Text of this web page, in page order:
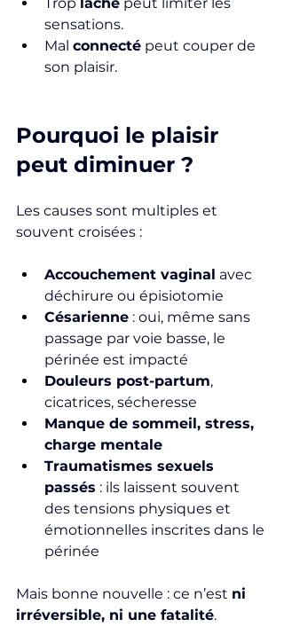
sensations.
Mal connecté peut couper de
son plaisir.
Pourquoi le plaisir
peut diminuer ?
Les causes sont multiples et
souvent croisées :
Accouchement vaginal avec
déchirure ou épisiotomie
Césarienne : oui, même sans
passage par voie basse, le
périnée est impacté
Douleurs post-partum,
cicatrices, sécheresse
Manque de sommeil, stress,
charge mentale
Traumatismes sexuels
passés : ils laissent souvent
des tensions physiques et
émotionnelles inscrites dans le
périnée
Mais bonne nouvelle : ce n’est ni
irréversible, ni une fatalité.